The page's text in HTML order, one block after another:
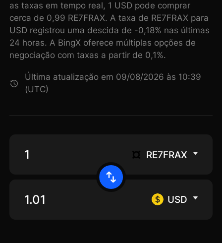
as taxas em tempo real, 1 USD pode comprar
cerca de 0,99 RE7FRAX. A taxa de RE7FRAX para
USD registrou uma descida de -0,18% nas últimas
24 horas. A BingX oferece múltiplas opções de
negociação com taxas a partir de 0,1%.
Última atualização em 09/08/2026 às 10:39
(UTC)
RE7FRAX
USD